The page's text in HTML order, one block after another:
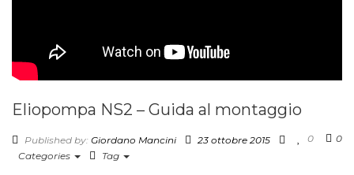
Eliopompa NS2 – Guida al montaggio
Published by: Giordano Mancini
23 ottobre 2015
Categories
Tag
0
0